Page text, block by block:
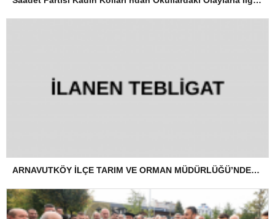
ARNAVUTKÖY İLÇE TARIM VE ORMAN MÜDÜRLÜĞÜ’NDEN İLANEN TEBLİGAT